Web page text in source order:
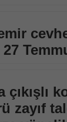
çıkışlı
zayıf